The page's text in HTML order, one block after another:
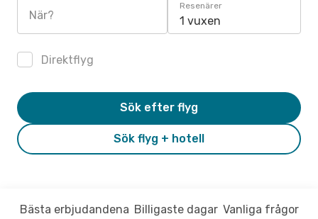
När?
Resenärer
1 vuxen
Direktflyg
Sök flyg + hotell
Sök efter flyg
Bästa erbjudandena Billigaste dagar Vanliga frågor